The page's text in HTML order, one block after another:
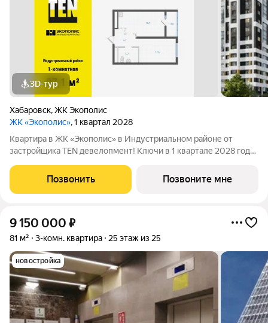
3D-тур
Хабаровск,ЖК Экополис
ЖК «Экополис», 1 квартал 2028
Квартира в ЖК «Экополис» в Индустриальном районе от
застройщика TEN девелопмент! Ключи в 1 квартале 2028 года.
семьи есть все необходимое, и где жить комфортно,
экологично и безопасно. Это
Позвонить Позвоните мне
9 150 000 ₽
81 м² 3-комн. квартира 25 этаж из 25
новостройка